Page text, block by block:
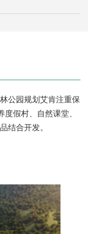
公园规划艾肯注重保
假村、自然课堂、
结合开发。